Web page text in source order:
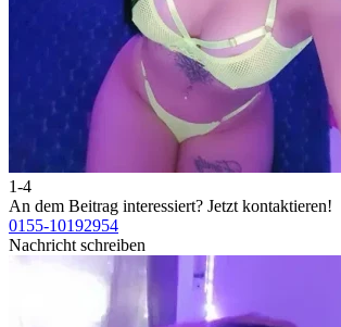
1-4
An dem Beitrag interessiert? Jetzt kontaktieren!
0155-10192954
Nachricht schreiben